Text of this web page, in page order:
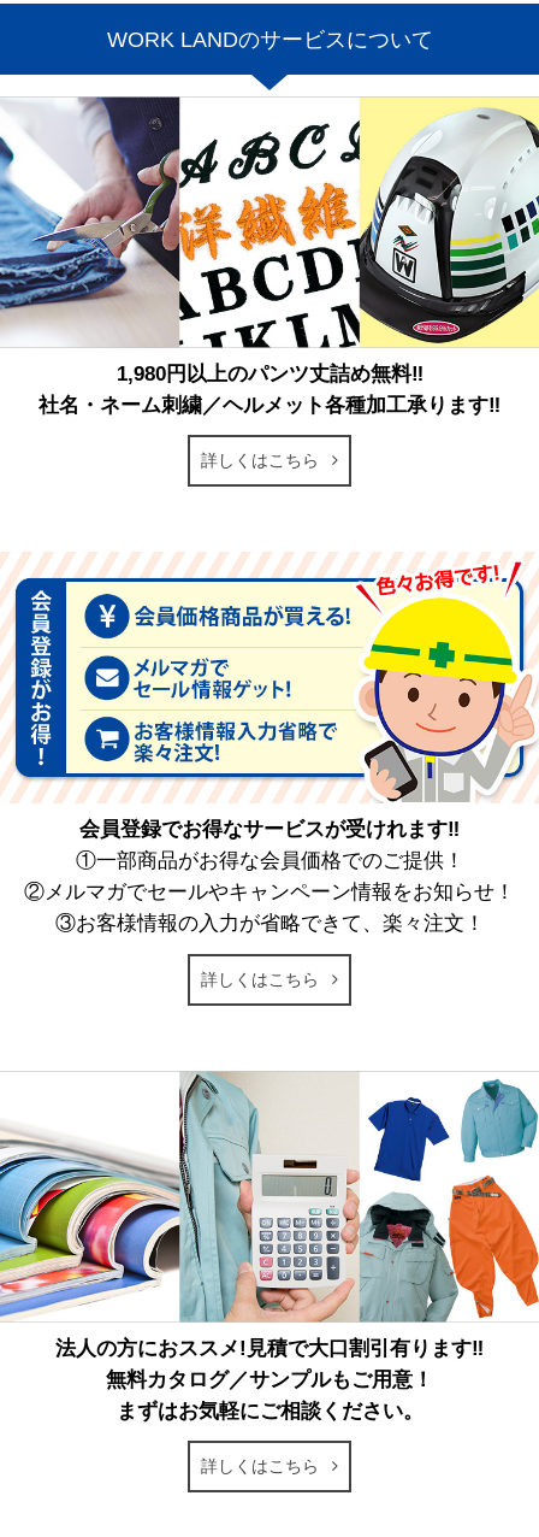
WORK LANDのサービスについて
1,980円以上のパンツ丈詰め無料‼
社名・ネーム刺繍／ヘルメット各種加工承ります‼
詳しくはこちら
会員登録でお得なサービスが受けれます‼
①一部商品がお得な会員価格でのご提供！
②メルマガでセールやキャンペーン情報をお知らせ！
③お客様情報の入力が省略できて、楽々注文！
詳しくはこちら
法人の方におススメ!見積で大口割引有ります‼
無料カタログ／サンプルもご用意！
まずはお気軽にご相談ください。
詳しくはこちら